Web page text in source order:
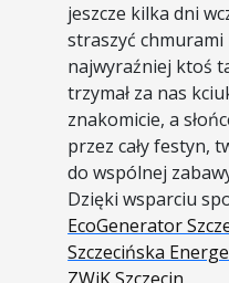
jeszcze kilka dni
straszyć chmurami
najwyraźniej ktoś
trzymał za nas
znakomicie, a
przez cały festyn,
do wspólnej
Dzięki wsparciu
EcoGenerator
Szczecińska